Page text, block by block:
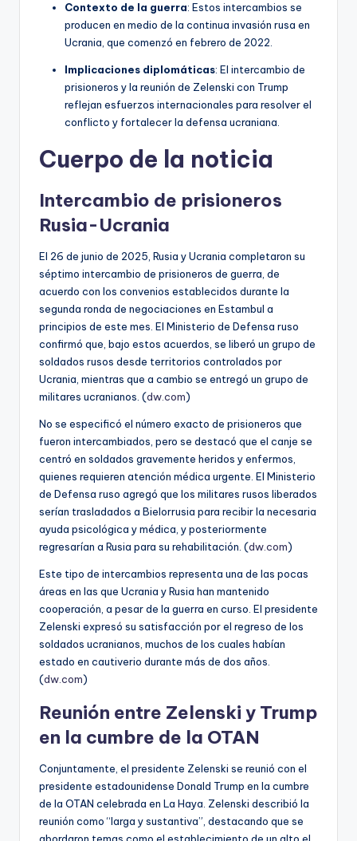
Contexto de la guerra: Estos intercambios se
producen en medio de la continua invasión rusa en
Ucrania, que comenzó en febrero de 2022.
Implicaciones diplomáticas: El intercambio de
prisioneros y la reunión de Zelenski con Trump
reflejan esfuerzos internacionales para resolver el
conflicto y fortalecer la defensa ucraniana.
Cuerpo de la noticia
Intercambio de prisioneros
Rusia-Ucrania
El 26 de junio de 2025, Rusia y Ucrania completaron su
séptimo intercambio de prisioneros de guerra, de
acuerdo con los convenios establecidos durante la
segunda ronda de negociaciones en Estambul a
principios de este mes. El Ministerio de Defensa ruso
confirmó que, bajo estos acuerdos, se liberó un grupo de
soldados rusos desde territorios controlados por
Ucrania, mientras que a cambio se entregó un grupo de
militares ucranianos. (dw.com)
No se especificó el número exacto de prisioneros que
fueron intercambiados, pero se destacó que el canje se
centró en soldados gravemente heridos y enfermos,
quienes requieren atención médica urgente. El Ministerio
de Defensa ruso agregó que los militares rusos liberados
serían trasladados a Bielorrusia para recibir la necesaria
ayuda psicológica y médica, y posteriormente
regresarían a Rusia para su rehabilitación. (dw.com)
Este tipo de intercambios representa una de las pocas
áreas en las que Ucrania y Rusia han mantenido
cooperación, a pesar de la guerra en curso. El presidente
Zelenski expresó su satisfacción por el regreso de los
soldados ucranianos, muchos de los cuales habían
estado en cautiverio durante más de dos años.
(dw.com)
Reunión entre Zelenski y Trump
en la cumbre de la OTAN
Conjuntamente, el presidente Zelenski se reunió con el
presidente estadounidense Donald Trump en la cumbre
de la OTAN celebrada en La Haya. Zelenski describió la
reunión como “larga y sustantiva”, destacando que se